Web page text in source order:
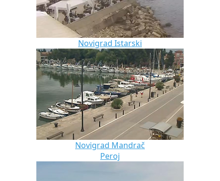
Novigrad Istarski
Novigrad Mandrač
Peroj